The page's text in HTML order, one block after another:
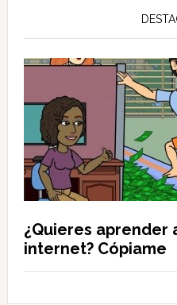
¿Quieres aprender
internet? Cópiame